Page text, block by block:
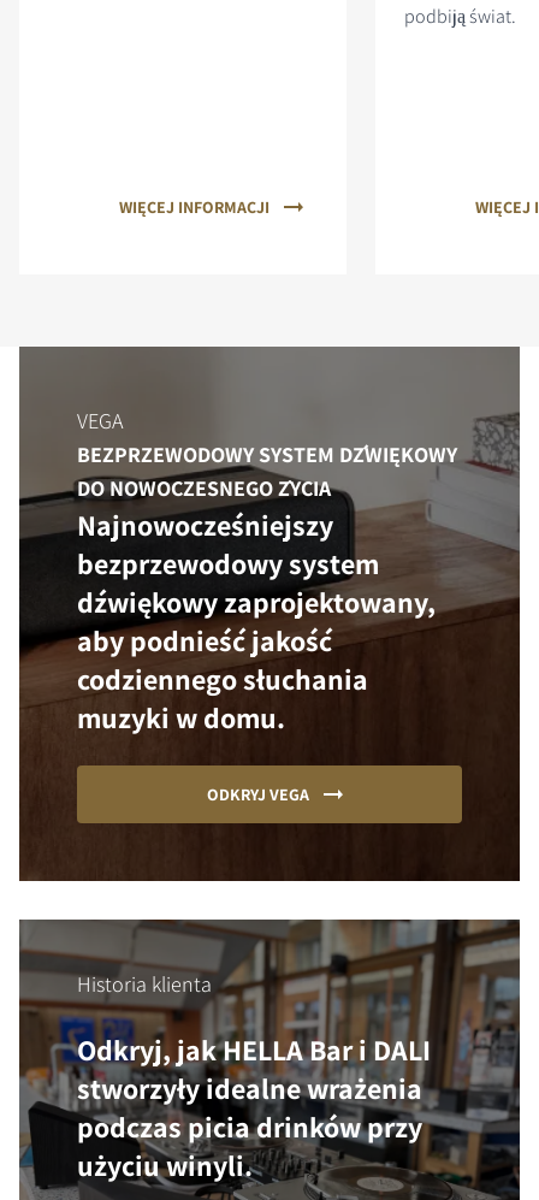
WIĘCEJ INFORMACJI
podbiją świat.
WIĘCEJ
VEGA
BEZPRZEWODOWY SYSTEM DŹWIĘKOWY
DO NOWOCZESNEGO ŻYCIA
Najnowocześniejszy
bezprzewodowy system
dźwiękowy zaprojektowany,
aby podnieść jakość
codziennego słuchania
muzyki w domu.
ODKRYJ VEGA
Historia klienta
Odkryj, jak HELLA Bar i DALI
stworzyły idealne wrażenia
podczas picia drinków przy
użyciu winyli.